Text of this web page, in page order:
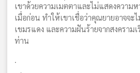
เขาด้วยความเมตตาและไม่แสดงความ
เมื่อก่อน ทำให้เขาเชื่อว่าคุณยายอาจจะ
เขมรแดง และความฝันร้ายจากสงครามเ
ท่าน
.